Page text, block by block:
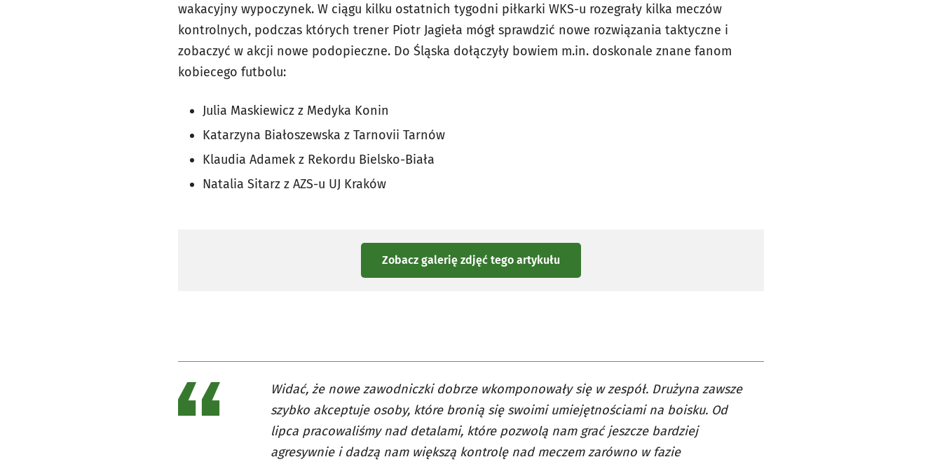
wakacyjny wypoczynek. W ciągu kilku ostatnich tygodni piłkarki WKS-u rozegrały kilka meczów
kontrolnych, podczas których trener Piotr Jagieła mógł sprawdzić nowe rozwiązania taktyczne i
zobaczyć w akcji nowe podopieczne. Do Śląska dołączyły bowiem m.in. doskonale znane fanom
kobiecego futbolu:
Julia Maskiewicz z Medyka Konin
Katarzyna Białoszewska z Tarnovii Tarnów
Klaudia Adamek z Rekordu Bielsko-Biała
Natalia Sitarz z AZS-u UJ Kraków
Zobacz galerię zdjęć tego artykułu
Widać, że nowe zawodniczki dobrze wkomponowały się w zespół. Drużyna zawsze
szybko akceptuje osoby, które bronią się swoimi umiejętnościami na boisku. Od
lipca pracowaliśmy nad detalami, które pozwolą nam grać jeszcze bardziej
agresywnie i dadzą nam większą kontrolę nad meczem zarówno w fazie